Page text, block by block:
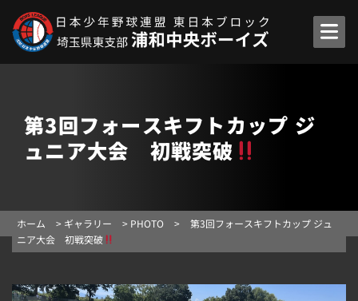
第3回フォースキフトカップ ジ
ュニア大会 初戦突破
ホーム > ギャラリー > PHOTO >
第3回フォースキフトカップ ジュ
ニア大会 初戦突破